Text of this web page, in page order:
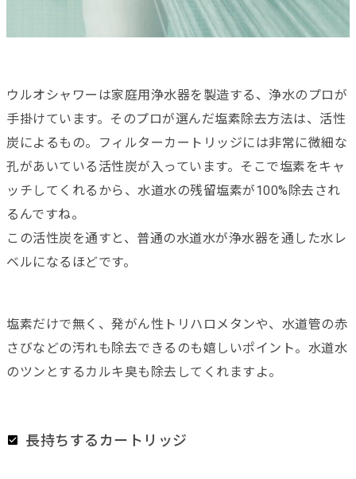
ウルオシャワーは家庭用浄水器を製造する、浄水のプロが
手掛けています。そのプロが選んだ塩素除去方法は、活性
炭によるもの。フィルターカートリッジには非常に微細な
孔があいている活性炭が入っています。そこで塩素をキャ
ッチしてくれるから、水道水の残留塩素が100%除去され
るんですね。
この活性炭を通すと、普通の水道水が浄水器を通した水レ
ベルになるほどです。
塩素だけで無く、発がん性トリハロメタンや、水道管の赤
さびなどの汚れも除去できるのも嬉しいポイント。水道水
のツンとするカルキ臭も除去してくれますよ。
長持ちするカートリッジ